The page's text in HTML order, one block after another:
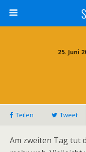
25. Juni
Teilen Tweet
Am zweiten Tag tut